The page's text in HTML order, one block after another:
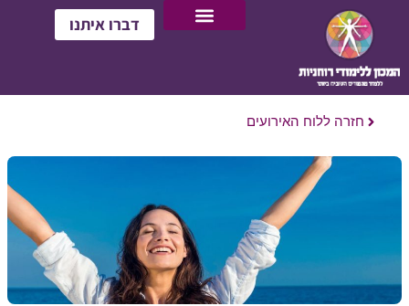
דברו איתנו
חזרה ללוח האירועים